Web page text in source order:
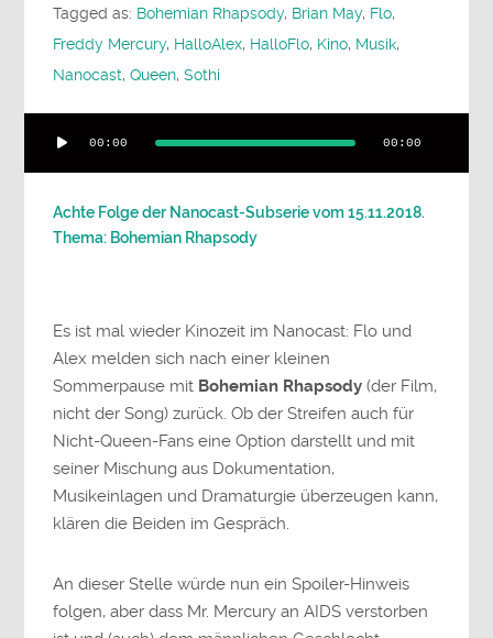
Tagged as: Bohemian Rhapsody, Brian May, Flo,
Freddy Mercury, HalloAlex, HalloFlo, Kino, Musik,
Nanocast,Queen,Sothi
Player
00:00 00:00
Achte Folge der Nanocast-Subserie vom 15.11.2018.
Thema: Bohemian Rhapsody
Es ist mal wieder Kinozeit im Nanocast: Flo und
Alex melden sich nach einer kleinen
Sommerpause mit Bohemian Rhapsody (der Film,
nicht der Song) zurück. Ob der Streifen auch für
Nicht-Queen-Fans eine Option darstellt und mit
seiner Mischung aus Dokumentation,
Musikeinlagen und Dramaturgie überzeugen kann,
klären die Beiden im Gespräch.
An dieser Stelle würde nun ein Spoiler-Hinweis
folgen, aber dass Mr. Mercury an AIDS verstorben